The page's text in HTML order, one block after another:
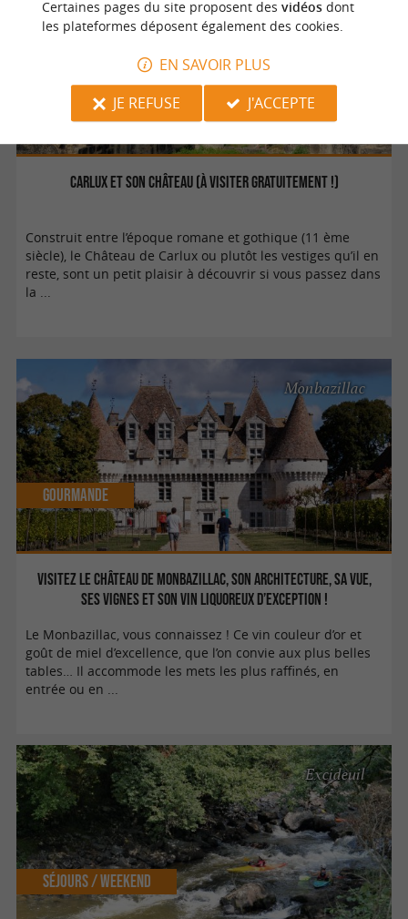
Carlux et son château (à visiter gratuitement !)
Culturelle
Construit entre l’époque romane et gothique (11 ème
siècle), le Château de Carlux ou plutôt les vestiges qu’il en
reste, sont un petit plaisir à découvrir si vous passez dans
la ...
Visitez le Château de Monbazillac, son architecture, sa vue,
ses vignes et son vin liquoreux d’exception !
Monbazillac
Gourmande
Le Monbazillac, vous connaissez ! Ce vin couleur d’or et
goût de miel d’excellence, que l’on convie aux plus belles
tables… Il accommode les mets les plus raffinés, en
entrée ou en ...
Excideuil
Séjours / Weekend
Certaines pages du site proposent des vidéosdont
les plateformes déposent également des cookies.
EN SAVOIR PLUS
JE REFUSE
J'ACCEPTE